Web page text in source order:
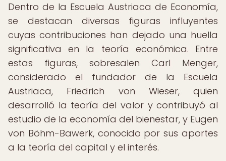
Dentro de la Escuela Austriaca de Economía,
se destacan diversas figuras influyentes
cuyas contribuciones han dejado una huella
significativa en la teoría económica. Entre
estas figuras, sobresalen Carl Menger,
considerado el fundador de la Escuela
Austriaca, Friedrich von Wieser, quien
desarrolló la teoría del valor y contribuyó al
estudio de la economía del bienestar, y Eugen
von Böhm-Bawerk, conocido por sus aportes
a la teoría del capital y el interés.